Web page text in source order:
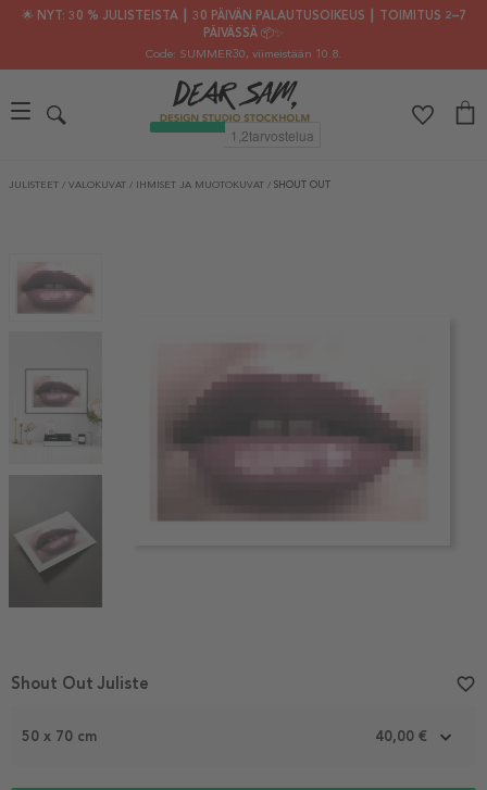
🌟 NYT: 30 % JULISTEISTA ┃ 30 PÄIVÄN PALAUTUSOIKEUS ┃ TOIMITUS 2–7
PÄIVÄSSÄ 📦✨
Code: SUMMER30, viimeistään 10.8.
JULISTEET / VALOKUVAT / IHMISET JA MUOTOKUVAT / SHOUT OUT
Item
50 x 70 cm 40,00 €
Shout Out Juliste favorite_border